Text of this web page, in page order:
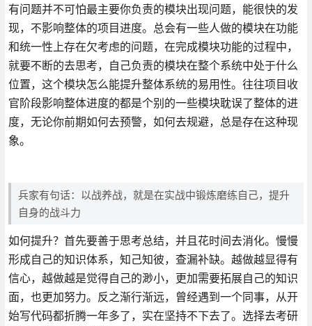
有问题并不可怕最主要你负责的模块出现问题，能很快的发
现，不影响整体的项目进度。总会有一些人做的模块在功能
和统一性上存在欠考虑的问题，在完成模块功能的过程中，
就要不断的去思考，自己负责的模块在整个系统中处于什么
位置，这个模块怎么能提升整体系统的易用性。往往项目收
官阶段影响整体进度的都是个别的一些模块耽误了整体的进
度，无论你前期如何去预警，如何去规避，总是存在这种现
象。
兵家有句话：以战养战，就是在实战中锻炼磨练自己，提升
自身的战斗力
如何提升？首先要善于思考总结，并且花时间去消化。慢慢
形成自己的知识体系，知己知彼，查漏补缺。越做越显得有
信心，越做越是觉得自己的渺小，更加需要拓展自己的知识
面，也更加努力。反之渐行渐远，曾经遇到一个同事，从开
始写代码都折腾一年多了，实在坚持不下去了。选择去考研